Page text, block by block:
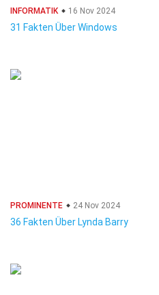
INFORMATIK 16 Nov 2024
31 Fakten Über Windows
PROMINENTE 24 Nov 2024
36 Fakten Über Lynda Barry